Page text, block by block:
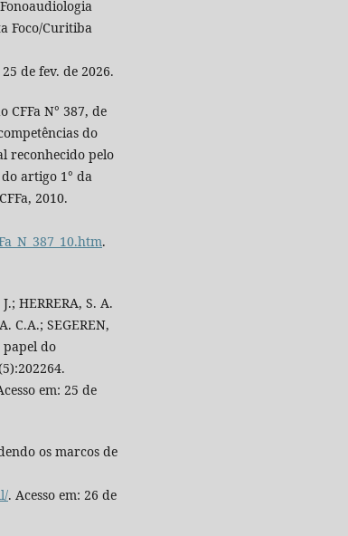
Fonoaudiologia
Foco/Curitiba
de fev. de 2026.
CFFa N° 387, de
do
reconhecido pelo
artigo 1° da
2010.
.
HERRERA, S. A.
C.A.; SEGEREN,
papel do
em: 25 de
os marcos de
. Acesso em: 26 de